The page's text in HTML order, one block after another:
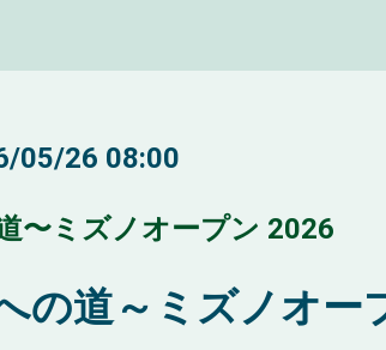
05/26 08:00
〜ミズノオープン 2026
の道～ミズノオ